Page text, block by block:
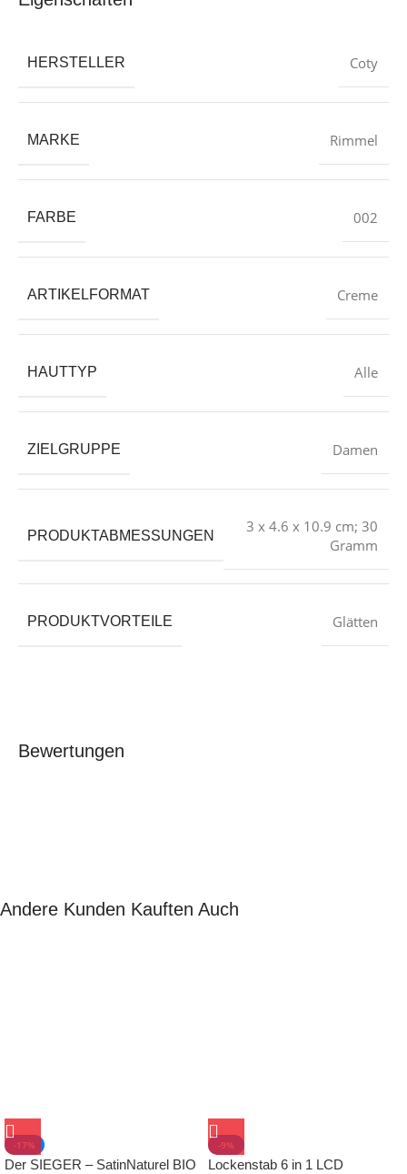
HERSTELLER ‎Coty
MARKE ‎Rimmel
FARBE ‎002
ARTIKELFORMAT ‎Creme
HAUTTYP ‎Alle
ZIELGRUPPE ‎Damen
PRODUKTABMESSUNGEN
‎3 x 4.6 x 10.9 cm; 30
Gramm
PRODUKTVORTEILE Glätten
Bewertungen
Andere Kunden Kauften Auch
-17%
Der SIEGER – SatinNaturel BIO
-9%
Lockenstab 6 in 1 LCD